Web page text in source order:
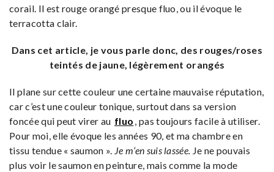
corail. Il est rouge orangé presque fluo, ou il évoque le
terracotta clair.
Dans cet article, je vous parle donc, des rouges/roses
teintés de jaune, légèrement orangés
Il plane sur cette couleur une certaine mauvaise réputation,
car c’est une couleur tonique, surtout dans sa version
foncée qui peut virer au fluo , pas toujours facile à utiliser.
Pour moi, elle évoque les années 90, et ma chambre en
tissu tendue « saumon ». Je m’en suis lassée. Je ne pouvais
plus voir le saumon en peinture, mais comme la mode